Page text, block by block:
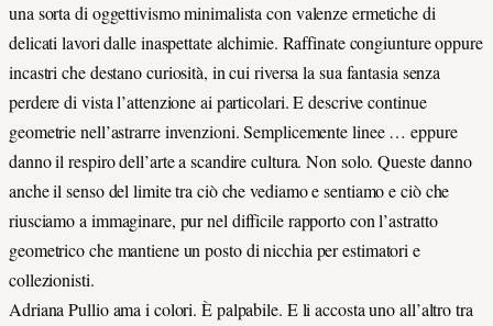
una sorta di oggettivismo minimalista con valenze ermetiche di
delicati lavori dalle inaspettate alchimie. Raffinate congiunture oppure
incastri che destano curiosità, in cui riversa la sua fantasia senza
perdere di vista l’attenzione ai particolari. E descrive continue
geometrie nell’astrarre invenzioni. Semplicemente linee … eppure
danno il respiro dell’arte a scandire cultura. Non solo. Queste danno
anche il senso del limite tra ciò che vediamo e sentiamo e ciò che
riusciamo a immaginare, pur nel difficile rapporto con l’astratto
geometrico che mantiene un posto di nicchia per estimatori e
collezionisti.
Adriana Pullio ama i colori. È palpabile. E li accosta uno all’altro tra